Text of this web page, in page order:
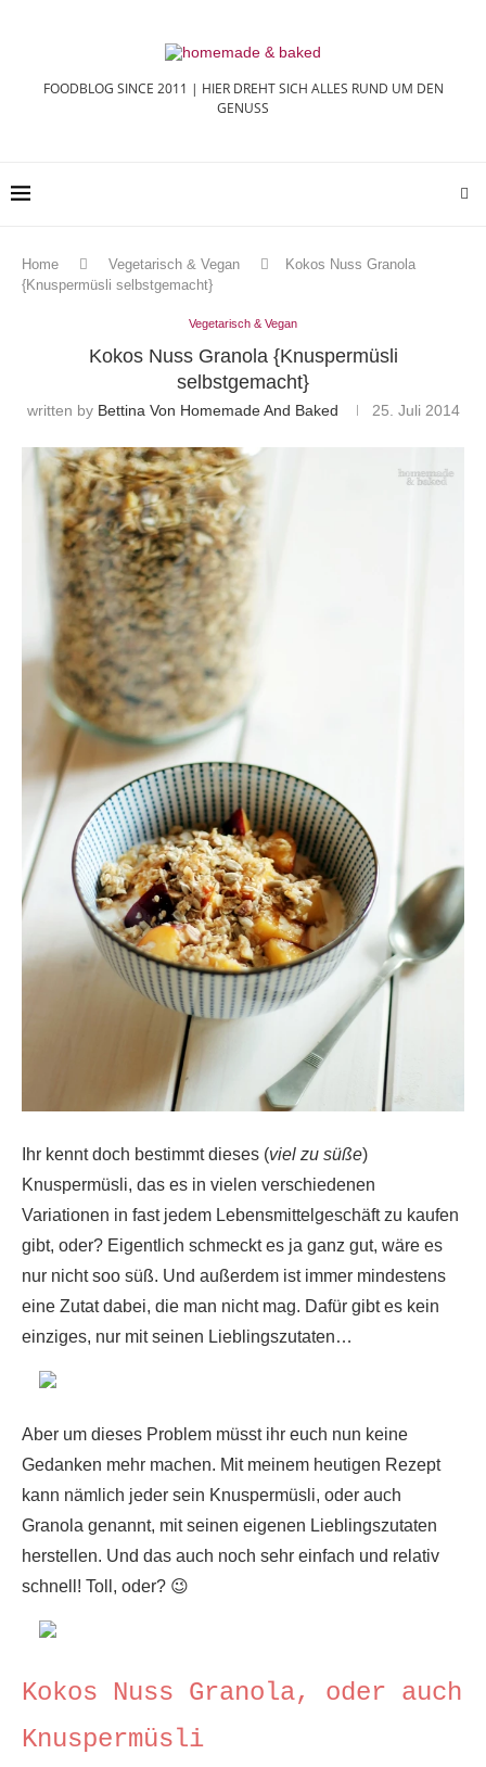
FOODBLOG SINCE 2011 | HIER DREHT SICH ALLES RUND UM DEN
GENUSS
Home Vegetarisch & Vegan
Kokos Nuss Granola
{Knuspermüsli selbstgemacht}
Vegetarisch & Vegan
Kokos Nuss Granola {Knuspermüsli
selbstgemacht}
written by Bettina Von Homemade And Baked 25. Juli 2014
Ihr kennt doch bestimmt dieses (viel zu süße)
Knuspermüsli, das es in vielen verschiedenen
Variationen in fast jedem Lebensmittelgeschäft zu kaufen
gibt, oder? Eigentlich schmeckt es ja ganz gut, wäre es
nur nicht soo süß. Und außerdem ist immer mindestens
eine Zutat dabei, die man nicht mag. Dafür gibt es kein
einziges, nur mit seinen Lieblingszutaten…
Aber um dieses Problem müsst ihr euch nun keine
Gedanken mehr machen. Mit meinem heutigen Rezept
kann nämlich jeder sein Knuspermüsli, oder auch
Granola genannt, mit seinen eigenen Lieblingszutaten
herstellen. Und das auch noch sehr einfach und relativ
schnell! Toll, oder? 😉
Kokos Nuss Granola, oder auch
Knuspermüsli